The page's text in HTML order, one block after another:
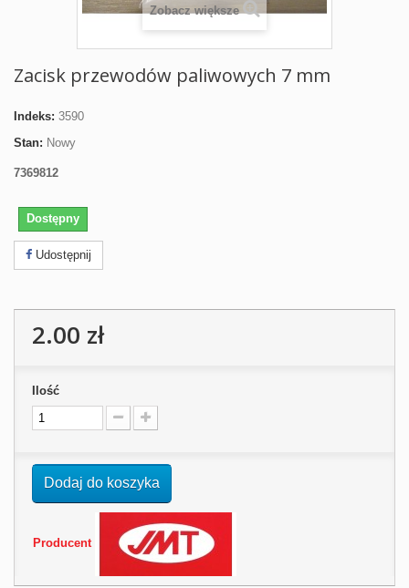
Zobacz większe
Zacisk przewodów paliwowych 7 mm
Indeks: 3590
Stan: Nowy
7369812
Dostępny
Udostępnij
2.00 zł
Ilość
Dodaj do koszyka
Producent